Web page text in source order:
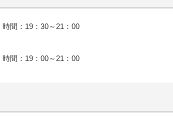
間：19：30～21：00
間：19：00～21：00